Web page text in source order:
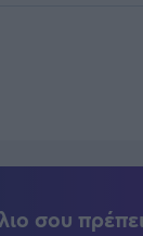
σου